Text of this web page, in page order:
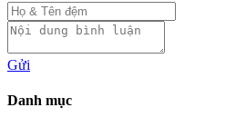
Gửi
Danh mục